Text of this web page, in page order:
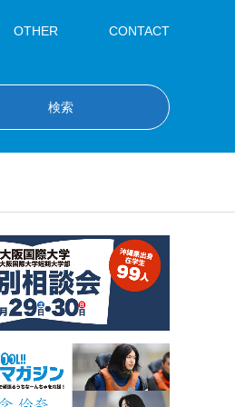
OTHER CONTACT